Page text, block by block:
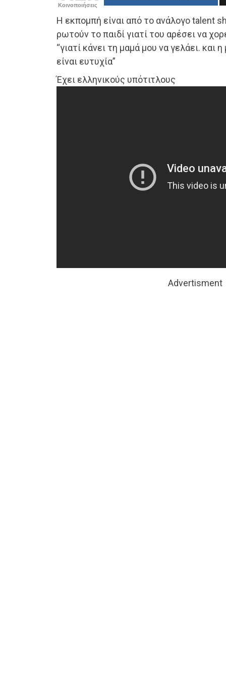
Κοινοποιήσεις
Η εκπομπή είναι από το ανάλογο talent
ρωτούν το παιδί γιατί του αρέσει να
“γιατί κάνει τη μαμά μου να γελάει. και
είναι ευτυχία”
Έχει ελληνικούς υπότιτλους
Advertisment